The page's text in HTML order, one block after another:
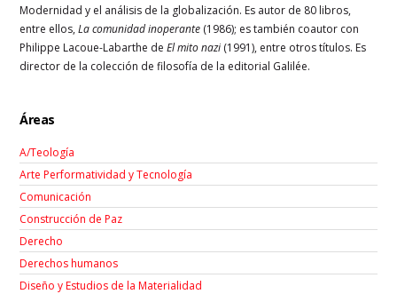
Modernidad y el análisis de la globalización. Es autor de 80 libros,
entre ellos,La comunidad inoperante (1986); es también coautor con
Philippe Lacoue-Labarthe deEl mito nazi (1991), entre otros títulos. Es
director de la colección de filosofía de la editorial Galilée.
Áreas
A/Teología
Arte Performatividad y Tecnología
Comunicación
Construcción de Paz
Derecho
Derechos humanos
Diseño y Estudios de la Materialidad